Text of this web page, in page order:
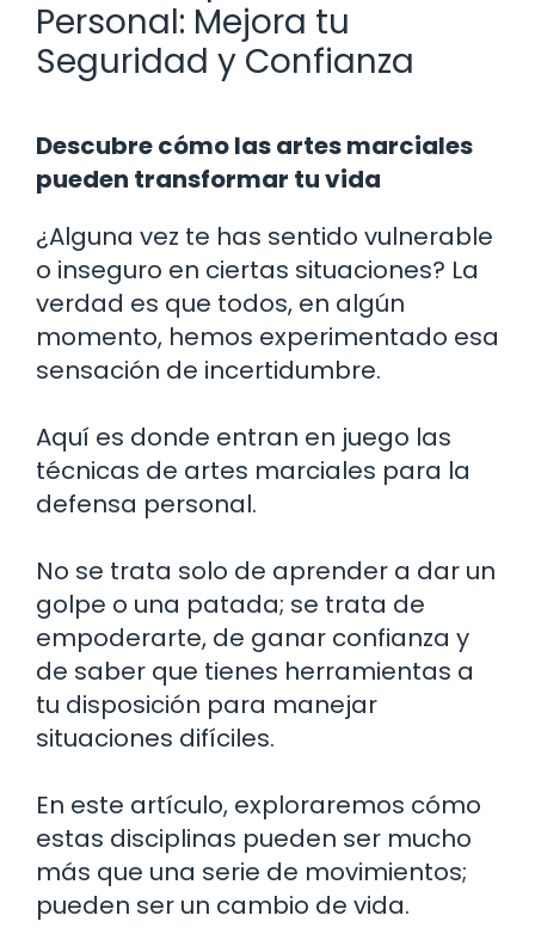
Personal: Mejora tu
Seguridad y Confianza
Descubre cómo las artes marciales
pueden transformar tu vida
¿Alguna vez te has sentido vulnerable
o inseguro en ciertas situaciones? La
verdad es que todos, en algún
momento, hemos experimentado esa
sensación de incertidumbre.
Aquí es donde entran en juego las
técnicas de artes marciales para la
defensa personal.
No se trata solo de aprender a dar un
golpe o una patada; se trata de
empoderarte, de ganar confianza y
de saber que tienes herramientas a
tu disposición para manejar
situaciones difíciles.
En este artículo, exploraremos cómo
estas disciplinas pueden ser mucho
más que una serie de movimientos;
pueden ser un cambio de vida.